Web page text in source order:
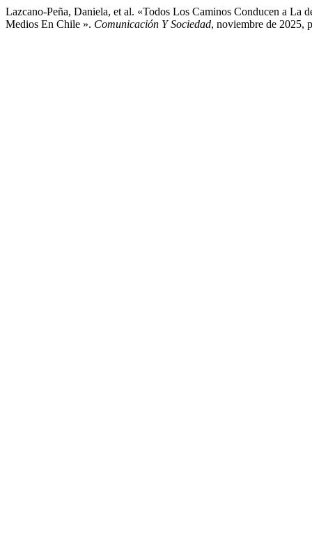
Lazcano-Peña, Daniela, et al. «Todos Los Caminos Conducen a La
Medios En Chile ». Comunicación Y Sociedad, noviembre de 2025,